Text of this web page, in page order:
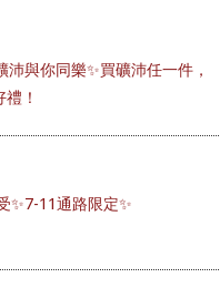
與你同樂✨買礦沛任一件，
！
✨7-11通路限定✨